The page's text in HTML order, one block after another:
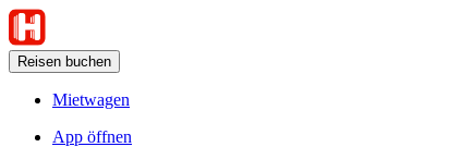
Reisen buchen
Mietwagen
App öffnen